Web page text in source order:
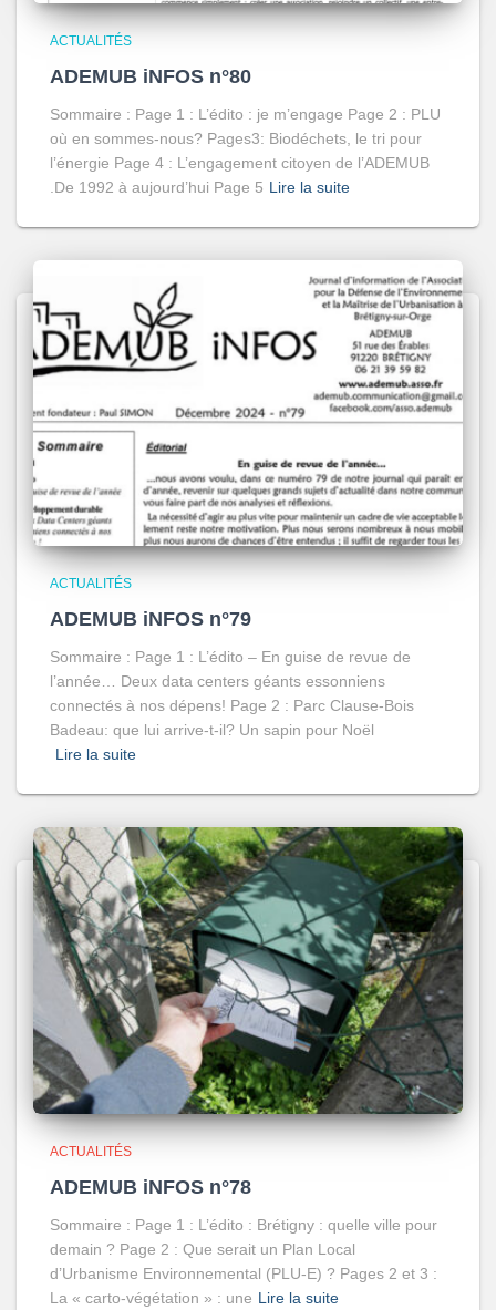
ACTUALITÉS
ADEMUB iNFOS n°80
Sommaire : Page 1 : L’édito : je m’engage Page 2 : PLU
où en sommes-nous? Pages3: Biodéchets, le tri pour
l’énergie Page 4 : L’engagement citoyen de l’ADEMUB
.De 1992 à aujourd’hui Page 5 Lire la suite
ACTUALITÉS
ADEMUB iNFOS n°79
Sommaire : Page 1 : L’édito – En guise de revue de
l’année… Deux data centers géants essonniens
connectés à nos dépens! Page 2 : Parc Clause-Bois
Badeau: que lui arrive-t-il? Un sapin pour Noël
Lire la suite
ACTUALITÉS
ADEMUB iNFOS n°78
Sommaire : Page 1 : L’édito : Brétigny : quelle ville pour
demain ? Page 2 : Que serait un Plan Local
d’Urbanisme Environnemental (PLU-E) ? Pages 2 et 3 :
La « carto-végétation » : une Lire la suite